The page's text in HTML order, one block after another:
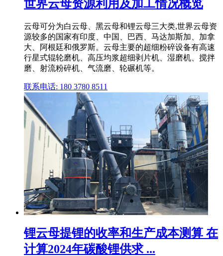
世界云母资源利用及加工情况概览
云母可分为白云母、黑云母和锂云母三大类,世界云母资
源较多的国家有印度、中国、巴西、马达加斯加、加拿
大、阿根廷和俄罗斯。云母主要的超细粉碎设备有高速
行星式辊轮磨机、高压均浆超细剥片机、湿磨机、搅拌
磨、射流粉碎机、气流磨、轮碾机等。
联系电话: 180 3780 8511
锂云母提锂的收率和生产成本测算 在
计算2024年碳酸锂供求 ...